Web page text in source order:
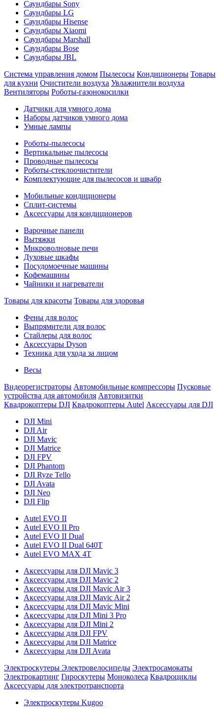
Саундбары Sony
Саундбары LG
Саундбары Hisense
Саундбары Xiaomi
Саундбары Marshall
Саундбары Bose
Саундбары JBL
Система управления домом Пылесосы Кондиционеры Товары
для кухни Очистители воздуха Увлажнители воздуха
Вентиляторы Роботы-газонокосилки
Датчики для умного дома
Наборы датчиков умного дома
Умные лампы
Роботы-пылесосы
Вертикальные пылесосы
Проводные пылесосы
Роботы-стеклоочистители
Комплектующие для пылесосов и швабр
Мобильные кондиционеры
Сплит-системы
Аксессуары для кондиционеров
Варочные панели
Вытяжки
Микроволновые печи
Духовые шкафы
Посудомоечные машины
Кофемашины
Чайники и нагреватели
Товары для красоты Товары для здоровья
Фены для волос
Выпрямители для волос
Стайлеры для волос
Аксессуары Dyson
Техника для ухода за лицом
Весы
Видеорегистраторы Автомобильные компрессоры Пусковые
устройства для автомобиля Автовизитки
Квадрокоптеры DJI Квадрокоптеры Autel Аксессуары для DJI
DJI Mini
DJI Air
DJI Mavic
DJI Matrice
DJI FPV
DJI Phantom
DJI Ryze Tello
DJI Avata
DJI Neo
DJI Flip
Autel EVO II
Autel EVO II Pro
Autel EVO II Dual
Autel EVO II Dual 640T
Autel EVO MAX 4T
Аксессуары для DJI Mavic 3
Аксессуары для DJI Mavic 2
Аксессуары для DJI Mavic Air 3
Аксессуары для DJI Mavic Air 2
Аксессуары для DJI Mavic Mini
Аксессуары для DJI Mini 3 Pro
Аксессуары для DJI Mini 2
Аксессуары для DJI FPV
Аксессуары для DJI Matrice
Аксессуары для DJI Avata
Электроскутеры Электровелосипеды Электросамокаты
Электрокартинг Гироскутеры Моноколеса Квадроциклы
Аксессуары для электротранспорта
Электроскутеры Kugoo